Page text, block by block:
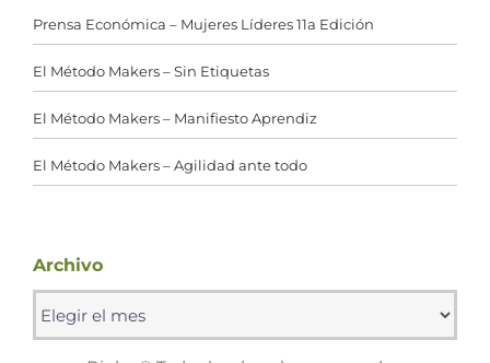
Prensa Económica – Mujeres Líderes 11a Edición
El Método Makers – Sin Etiquetas
El Método Makers – Manifiesto Aprendiz
El Método Makers – Agilidad ante todo
Archivo
Archivo